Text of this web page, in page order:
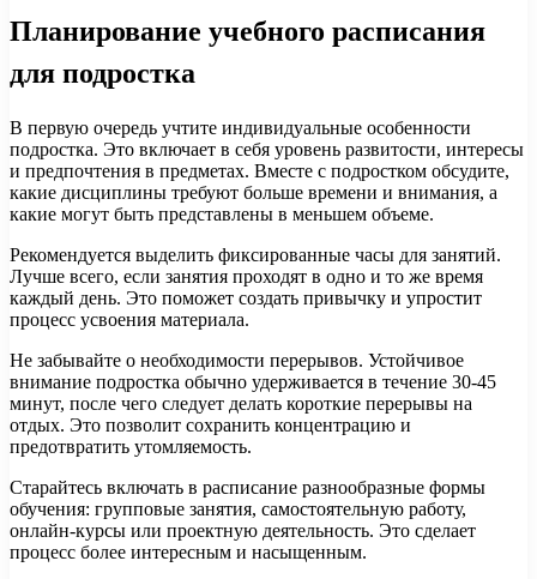
Планирование учебного расписания
для подростка
В первую очередь учтите индивидуальные особенности
подростка. Это включает в себя уровень развитости, интересы
и предпочтения в предметах. Вместе с подростком обсудите,
какие дисциплины требуют больше времени и внимания, а
какие могут быть представлены в меньшем объеме.
Рекомендуется выделить фиксированные часы для занятий.
Лучше всего, если занятия проходят в одно и то же время
каждый день. Это поможет создать привычку и упростит
процесс усвоения материала.
Не забывайте о необходимости перерывов. Устойчивое
внимание подростка обычно удерживается в течение 30-45
минут, после чего следует делать короткие перерывы на
отдых. Это позволит сохранить концентрацию и
предотвратить утомляемость.
Старайтесь включать в расписание разнообразные формы
обучения: групповые занятия, самостоятельную работу,
онлайн-курсы или проектную деятельность. Это сделает
процесс более интересным и насыщенным.